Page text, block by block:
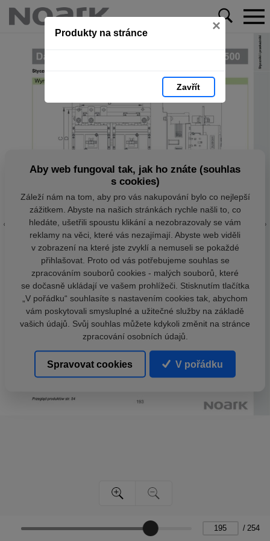
Produkty na stránce ×
Zavřít
/ 254
Aby web fungoval tak, jak ho znáte (souhlas
s cookies)
Záleží nám na tom, aby pro vás nakupování bylo co nejlepší
zážitkem. Abyste na našich stránkách rychle našli to, co
hledáte, ušetřili spoustu klikání a nezobrazovaly se vám
reklamy na věci, které vás nezajímají. Abyste web viděli
v zobrazení na které jste zvyklí a nemuseli se pokaždé
přihlašovat. Proto od vás potřebujeme souhlas se
zpracováním souborů cookies - malých souborů, které
se dočasně ukládají ve vašem prohlížeči. Stisknutím tlačítka
„V pořádku“ souhlasíte s nastavením cookies tak, abychom
vám poskytovali smysluplné a užitečné služby na základě
vašich údajů. Svůj souhlas můžete kdykoli změnit na stránce
zpracování osobních údajů.
Spravovat cookies V pořádku